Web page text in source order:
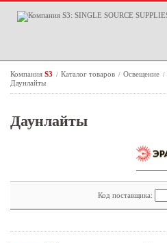
Компания S3 / Каталог товаров / Освещение /
Даунлайты
Даунлайты
Код поставщика: